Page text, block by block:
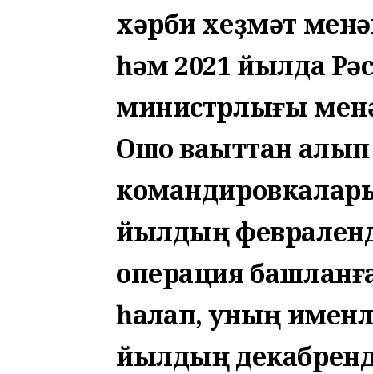
хәрби хеҙмәт
һәм 2021 йылда
министрлығы
Ошо ваҡыттан
йылдың
операция
һаҡлап, уның
йылдың